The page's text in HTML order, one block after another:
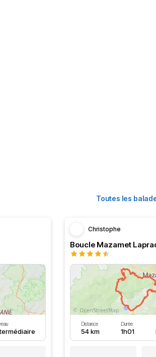
Toutes les
Christophe
Boucle Mazamet
Distance
54 km
Durée
1h01